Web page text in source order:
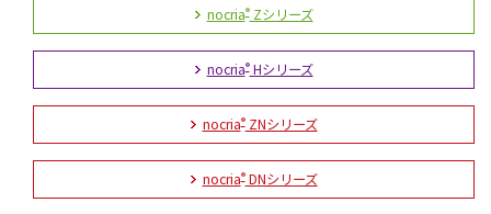
nocria®Zシリーズ
nocria®Hシリーズ
nocria®ZNシリーズ
nocria®DNシリーズ